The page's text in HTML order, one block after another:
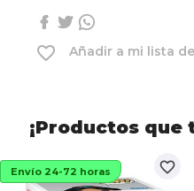
favorite_border Añadir a mi lista
¡Productos que
favorite_border
Envío 24-72 horas